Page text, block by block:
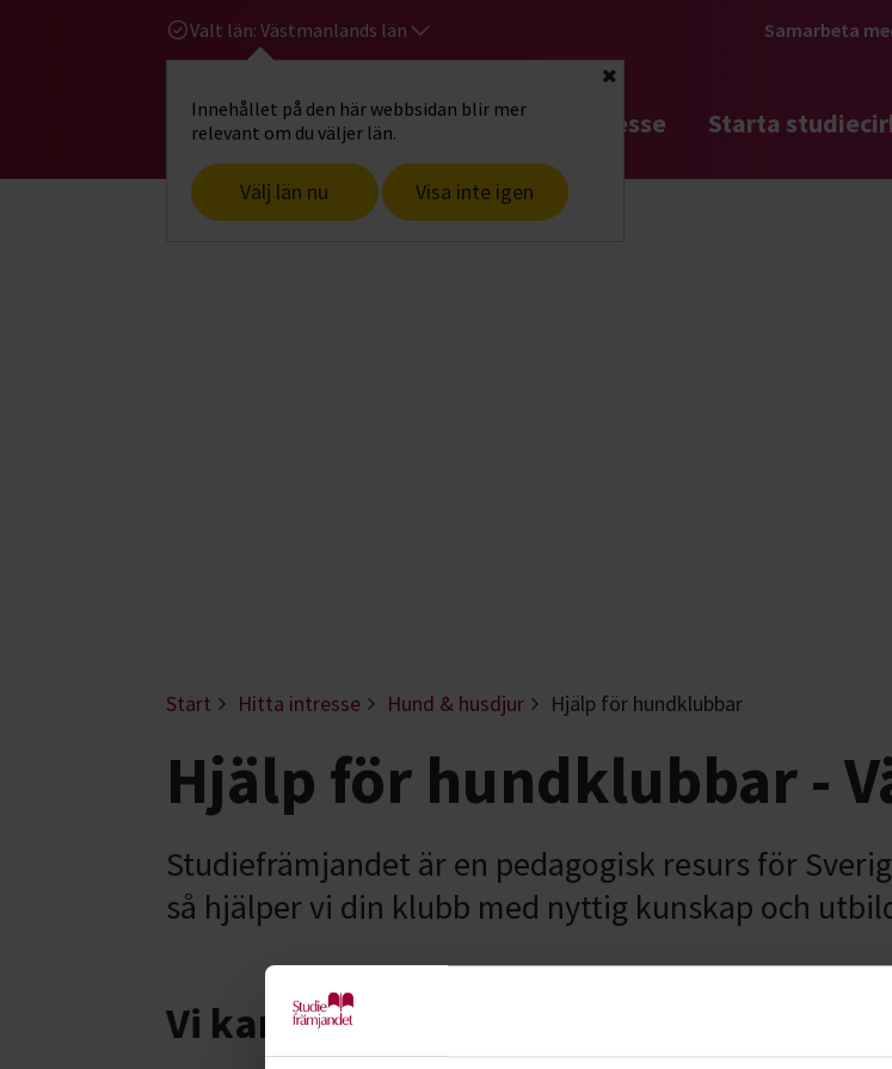
Valt län: Västmanlands län
Innehållet på den här webbsidan blir mer
relevant om du väljer län.
Välj län nu Visa inte igen
Stäng
Samarbeta
Gå till studiefrämjandets startsidaHitta intresse Starta
Start Hitta intresse Hund & husdjur Hjälp för hundklubbar
Hjälp för hundklubbar -
Studiefrämjandet är en pedagogisk resurs för
så hjälper vi din klubb med nyttig kunskap och
Vi kan bland annat hjälpa er med: